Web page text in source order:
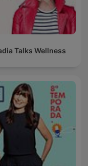
Talks Wellness